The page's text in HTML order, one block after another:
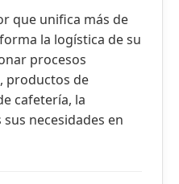
que unifica más de
la logística de su
procesos
productos de
cafetería, la
necesidades en